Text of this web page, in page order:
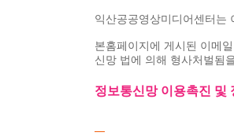
익산공공영상미디어센터는
본홈페이지에 게시된 이메
신망 법에 의해 형사처벌됨
정보통신망 이용촉진 및